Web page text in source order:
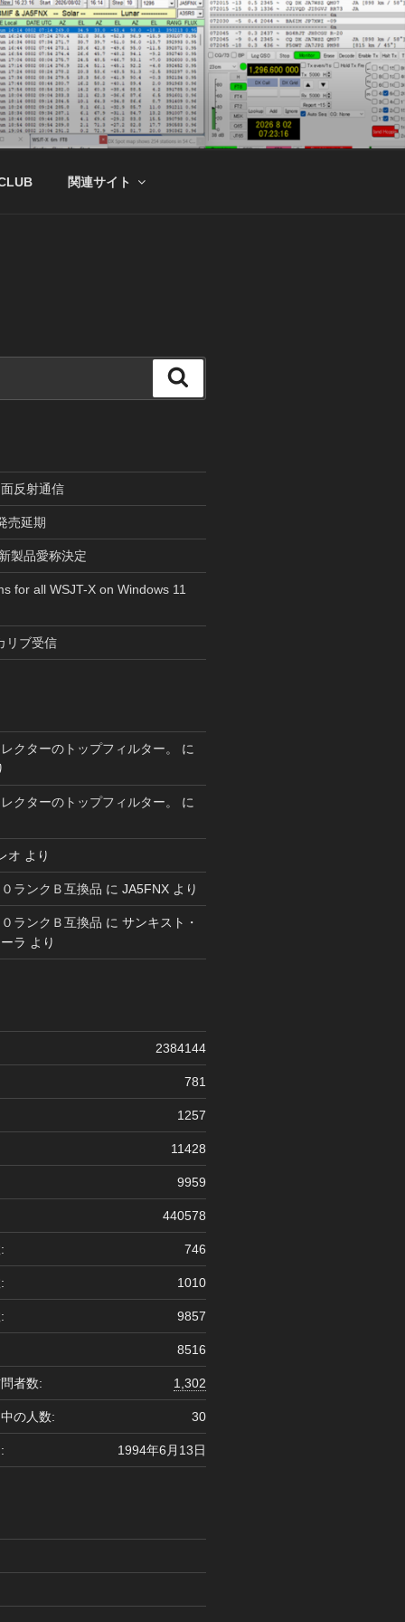
関連サイト
索
反射通信
売延期
製品愛称決定
for all WSJT-X on Windows 11
リブ受信
クターのトップフィルター。
に
クターのトップフィルター。
に
オ より
ランクＢ互換品 に JA5FNXより
ランクＢ互換品 に サンキスト・
ラ より
2384144
781
1257
11428
9959
440578
746
1010
9857
8516
1,302
者数:
30
の人数:
1994年6月13日